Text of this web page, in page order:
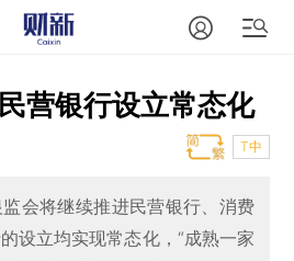
营银行设立常态化
T中
会将继续推进民营银行、消费
设立均实现常态化，“成熟一家